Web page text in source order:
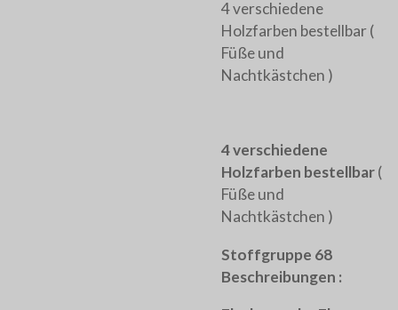
4 verschiedene
Holzfarben bestellbar (
Füße und
Nachtkästchen )
4 verschiedene
Holzfarben bestellbar(
Füße und
Nachtkästchen )
Stoffgruppe 68
Beschreibungen :